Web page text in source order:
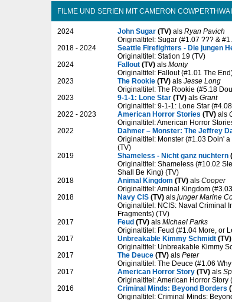
FILME UND SERIEN MIT CAMERON
2024 John Sugar (TV) als Ryan Pavich
Originaltitel: Sugar (#1.07 ??? &
2018 - 2024
Seattle Firefighters - Die jungen
Originaltitel: Station 19 (TV)
2024
Fallout (TV) als Monty
Originaltitel: Fallout (#1.01 The
2023
The Rookie (TV) als Jesse Long
Originaltitel: The Rookie (#5.18
2023
9-1-1: Lone Star (TV) als Grant
Originaltitel: 9-1-1: Lone Star
2022 - 2023
American Horror Stories (TV) als
Originaltitel: American Horror
2022
Dahmer – Monster: The Jeffrey
Originaltitel: Monster (#1.03 Doin'
(TV)
2019
Shameless - Nicht ganz nüchtern
Originaltitel: Shameless (#10.02
Shall Be King) (TV)
2018
Animal Kingdom (TV) als Cooper
Originaltitel: Aminal Kingdom
2018
Navy CIS (TV) als junger Marine
Originaltitel: NCIS: Naval Criminal
Fragments) (TV)
2017
Feud (TV) als Michael Parks
Originaltitel: Feud (#1.04 More, or
2017
Unbreakable Kimmy Schmidt (TV)
Originaltitel: Unbreakable Kimmy
2017
The Deuce (TV) als Peter
Originaltitel: The Deuce (#1.06
2017
American Horror Story (TV) als
Originaltitel: American Horror Story
2016
Criminal Minds: Beyond Borders
Originaltitel: Criminal Minds: